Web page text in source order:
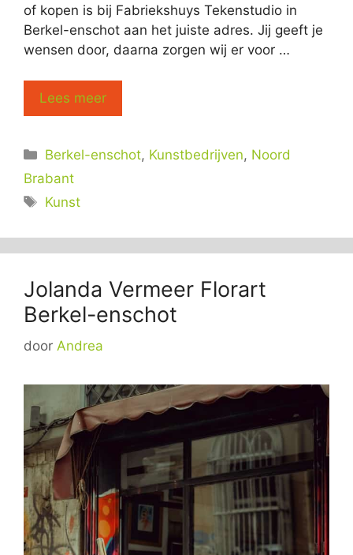
of kopen is bij Fabriekshuys Tekenstudio in
Berkel-enschot aan het juiste adres. Jij geeft je
wensen door, daarna zorgen wij er voor …
Lees meer
Categorieën
Berkel-enschot, Kunstbedrijven, Noord
Brabant
Tags
Kunst
Jolanda Vermeer Florart
Berkel-enschot
door Andrea